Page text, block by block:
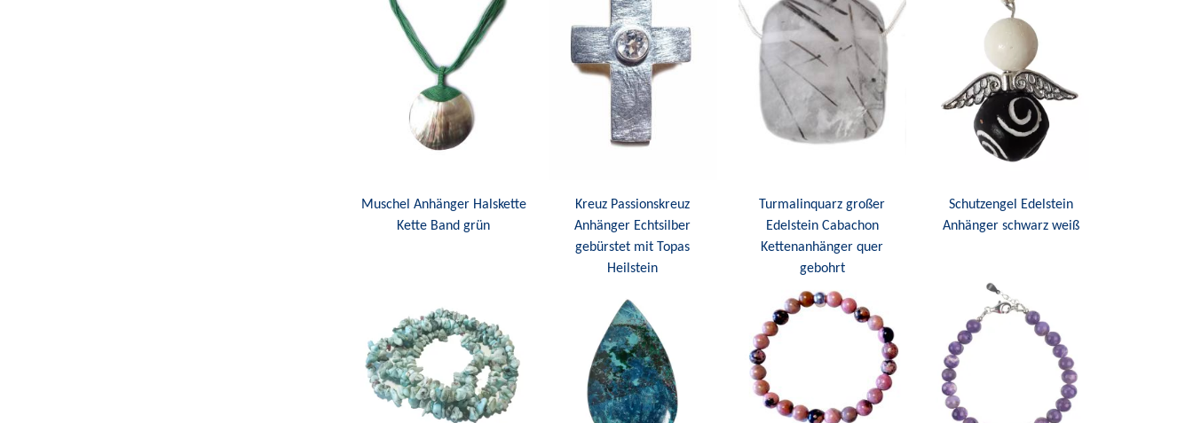
Muschel Anhänger Halskette
Kette Band grün
Kreuz Passionskreuz
Anhänger Echtsilber
gebürstet mit Topas
Heilstein
Turmalinquarz großer
Edelstein Cabachon
Kettenanhänger quer
gebohrt
Schutzengel Edelstein
Anhänger schwarz weiß